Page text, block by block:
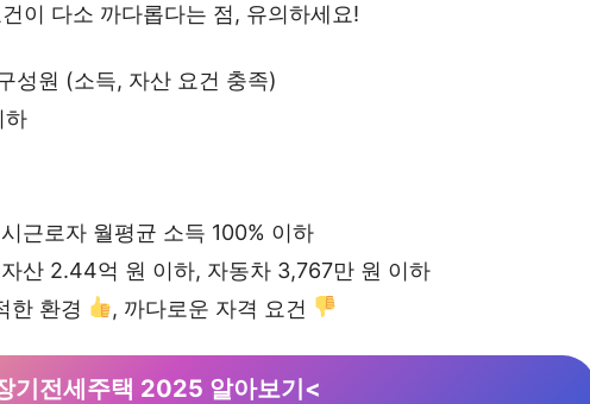
이 다소 까다롭다는 점, 유의하세요!
성원 (소득, 자산 요건 충족)
하
시근로자 월평균 소득 100% 이하
산 2.44억 원 이하, 자동차 3,767만 원 이하
한 환경 , 까다로운 자격 요건
기전세주택 2025 알아보기<